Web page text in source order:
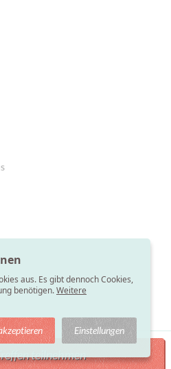
teilnehmen
aus. Es gibt dennoch Cookies,
benötigen.Weitere
Einstellungen